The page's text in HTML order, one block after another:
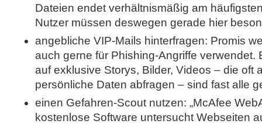
Dateien endet verhältnismäßig am
Nutzer müssen deswegen gerade hier
angebliche VIP-Mails hinterfragen: Promis
auch gerne für Phishing-Angriffe verwendet.
auf exklusive Storys, Bilder, Videos – die oft
persönliche Daten abfragen – sind fast alle
einen Gefahren-Scout nutzen: „McAfee
kostenlose Software untersucht Webseiten